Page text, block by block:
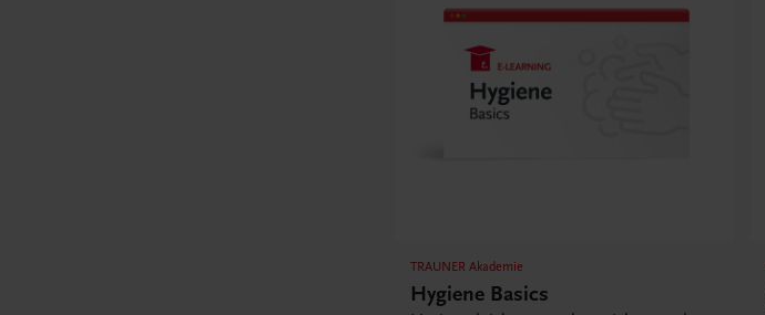
TRAUNER Akademie
Hygiene Basics